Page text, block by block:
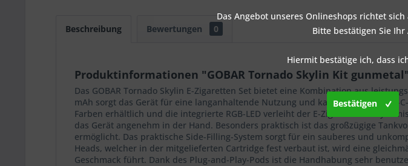
Beschreibung Bewertungen 0
Produktinformationen "GOBAR Tornado Skylin Kit gunmetal"
Das GOBAR Tornado Skylin E-Zigaretten Set bietet eine Kombination aus
mAh sorgt das Gerät für eine langanhaltende Nutzung und kann über den USB-
Farben erhältlich und die integrierte RGB-LED verleiht der E-Zigarette ein
das Gerät angenehm in der Hand. Besonders praktisch ist das großzügige
ermöglicht. Das praktische Side-Filling-System sorgt für ein sauberes und
Heads, welcher in der mitgelieferten Cartridge fest verbaut ist, wird eine
Geschmack führt. Dank des Plug-and-Play-Pods ist die Handhabung sehr
Das Angebot unseres Onlineshops richtet
Bitte bestätigen Sie
Hiermit bestätige ich, dass
Bestätigen